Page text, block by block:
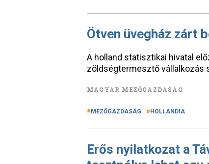
Ötven üvegház zárt
A holland statisztikai hivatal
zöldségtermesztő vállalkozás
MAGYAR MEZŐGAZDASÁG
MEZŐGAZDASÁG HOLLANDIA
Erős nyilatkozat a